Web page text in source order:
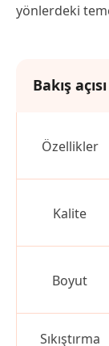
yönlerdeki
Bakış açısı
Özellikler
Kalite
Boyut
Sıkıştırma